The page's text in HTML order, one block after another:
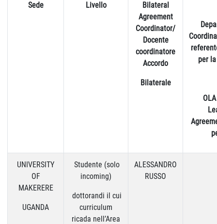
Sede Livello
Bilateral
Agreement
Coordinator/
Docente
coordinatore
Accordo
Bilaterale
per
UNIVERSITY
OF
MAKERERE
UGANDA
Studente (solo
incoming)
dottorandi il cui
curriculum
ricada nell’Area
ALESSANDRO
RUSSO